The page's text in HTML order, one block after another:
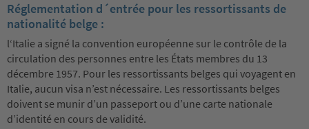
Réglementation d´entrée pour les ressortissants de
nationalité belge :
l‘Italie a signé la convention européenne sur le contrôle de la
circulation des personnes entre les États membres du 13
décembre 1957. Pour les ressortissants belges qui voyagent en
Italie, aucun visa n’est nécessaire. Les ressortissants belges
doivent se munir d’un passeport ou d’une carte nationale
d’identité en cours de validité.